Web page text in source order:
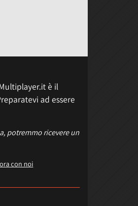
è il
ad essere
potremmo ricevere un
con noi